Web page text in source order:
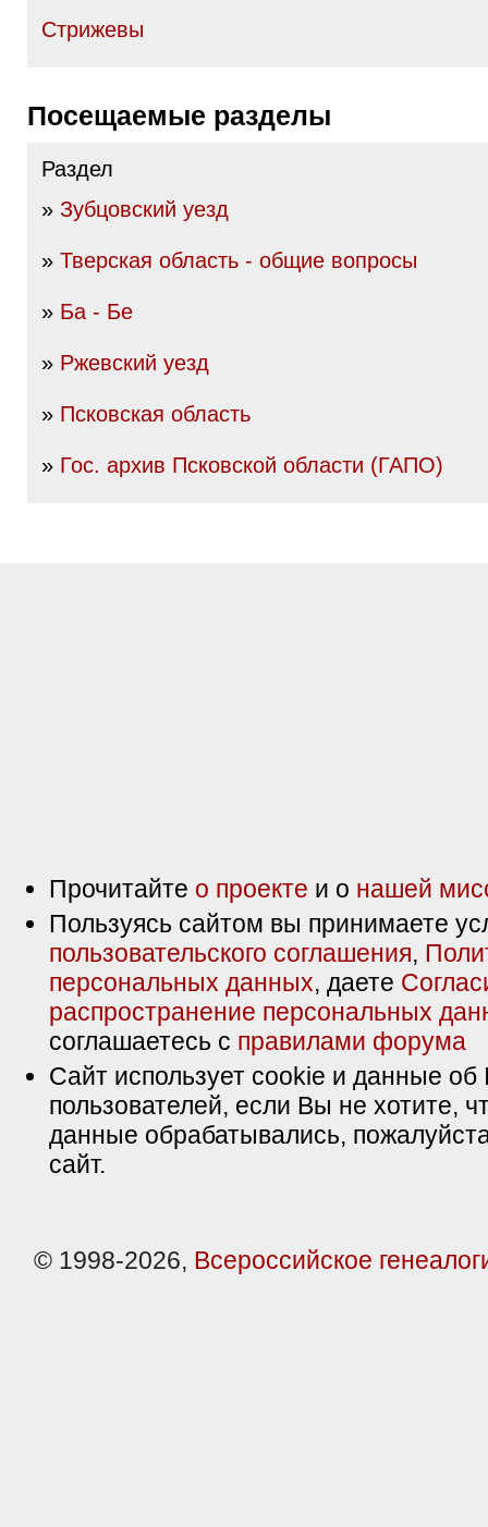
Стрижевы
Посещаемые разделы
Раздел
» Зубцовский уезд
» Тверская область - общие вопросы
» Ба - Бе
» Ржевский уезд
» Псковская область
» Гос. архив Псковской области (ГАПО)
Прочитайте о проекте и о нашей
Пользуясь сайтом вы принимаете
пользовательского соглашения,
персональных данных, даете
распространение персональных
соглашаетесь с правилами форума
Сайт использует cookie и данные об
пользователей, если Вы не хотите,
данные обрабатывались,
сайт.
© 1998-2026, Всероссийское